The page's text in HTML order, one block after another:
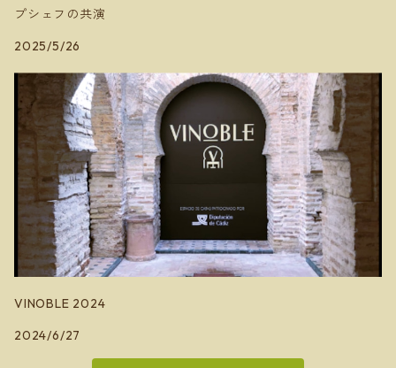
プシェフの共演
2025/5/26
VINOBLE 2024
2024/6/27